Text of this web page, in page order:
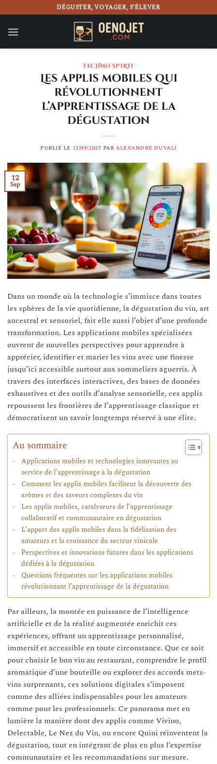
au
contenu
DÉGUSTER, VOYAGER, S’ÉLEVER
TECHNO SPIRIT
Les applis mobiles qui
révolutionnent
l’apprentissage de la
dégustation
PUBLIÉ LE 12/09/2025 PARALEXANDRE DUVALI
12
Sep
Dans un monde où la technologie s’immisce dans toutes
les sphères de la vie quotidienne, la dégustation du vin, art
ancestral et sensoriel, fait elle aussi l’objet d’une profonde
transformation. Les applications mobiles spécialisées
ouvrent de nouvelles perspectives pour apprendre à
apprécier, identifier et marier les vins avec une finesse
jusqu’ici accessible surtout aux sommeliers aguerris. À
travers des interfaces interactives, des bases de données
exhaustives et des outils d’analyse sensorielle, ces applis
repoussent les frontières de l’apprentissage classique et
démocratisent un savoir longtemps réservé à une élite.
Au sommaire
Applications mobiles et technologies innovantes au
service de l’apprentissage à la dégustation
Comment les applis mobiles facilitent la découverte des
arômes et des saveurs complexes du vin
Les applis mobiles, catalyseurs de l’apprentissage
collaboratif et communautaire en dégustation
L’apport des applis mobiles dans la fidélisation des
amateurs et la croissance du secteur vinicole
Perspectives et innovations futures dans les applications
dédiées à la dégustation
Questions fréquentes sur les applications mobiles
révolutionnant l’apprentissage de la dégustation
Par ailleurs, la montée en puissance de l’intelligence
artificielle et de la réalité augmentée enrichit ces
expériences, offrant un apprentissage personnalisé,
immersif et accessible en toute circonstance. Que ce soit
pour choisir le bon vin au restaurant, comprendre le profil
aromatique d’une bouteille ou explorer des accords mets-
vins surprenants, ces solutions digitales s’imposent
comme des alliées indispensables pour les amateurs
comme pour les professionnels. Ce panorama met en
lumière la manière dont des applis comme Vivino,
Delectable, Le Nez du Vin, ou encore Quini réinventent la
dégustation, tout en intégrant de plus en plus l’expertise
communautaire et les recommandations sur mesure.